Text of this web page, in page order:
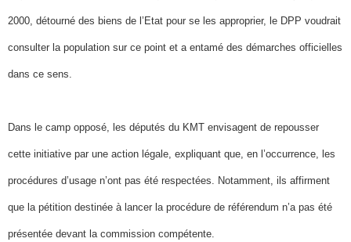
2000, détourné des biens de l’Etat pour se les approprier, le DPP voudrait
consulter la population sur ce point et a entamé des démarches officielles
dans ce sens.
Dans le camp opposé, les députés du KMT envisagent de repousser
cette initiative par une action légale, expliquant que, en l’occurrence, les
procédures d’usage n’ont pas été respectées. Notamment, ils affirment
que la pétition destinée à lancer la procédure de référendum n’a pas été
présentée devant la commission compétente.